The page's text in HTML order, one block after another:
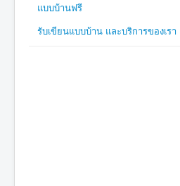
แบบบ้านฟรี
รับเขียนแบบบ้าน และบริการของเรา